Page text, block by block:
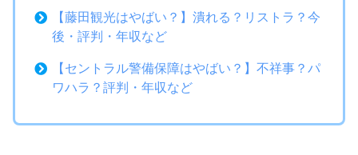
【藤田観光はやばい？】潰れる？リストラ？今
後・評判・年収など
【セントラル警備保障はやばい？】不祥事？パ
ワハラ？評判・年収など